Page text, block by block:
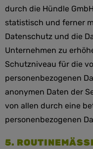
durch die Hündle
statistisch und ferner
Datenschutz und die
Unternehmen zu
Schutzniveau für die
personenbezogenen
anonymen Daten der
von allen durch eine
personenbezogenen
5.